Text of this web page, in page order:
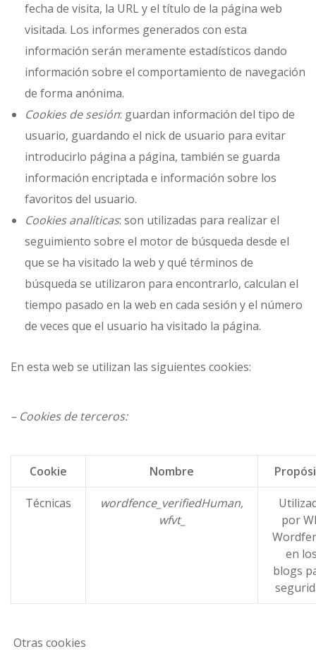
fecha de visita, la URL y el título de la página web
visitada. Los informes generados con esta
información serán meramente estadísticos dando
información sobre el comportamiento de navegación
de forma anónima.
Cookies de sesión: guardan información del tipo de
usuario, guardando el nick de usuario para evitar
introducirlo página a página, también se guarda
información encriptada e información sobre los
favoritos del usuario.
Cookies analíticas: son utilizadas para realizar el
seguimiento sobre el motor de búsqueda desde el
que se ha visitado la web y qué términos de
búsqueda se utilizaron para encontrarlo, calculan el
tiempo pasado en la web en cada sesión y el número
de veces que el usuario ha visitado la página.
En esta web se utilizan las siguientes cookies:
– Cookies de terceros:
Cookie Nombre
Técnicas
wordfence_verifiedHuman,
wfvt_
por
en
blogs
Otras cookies